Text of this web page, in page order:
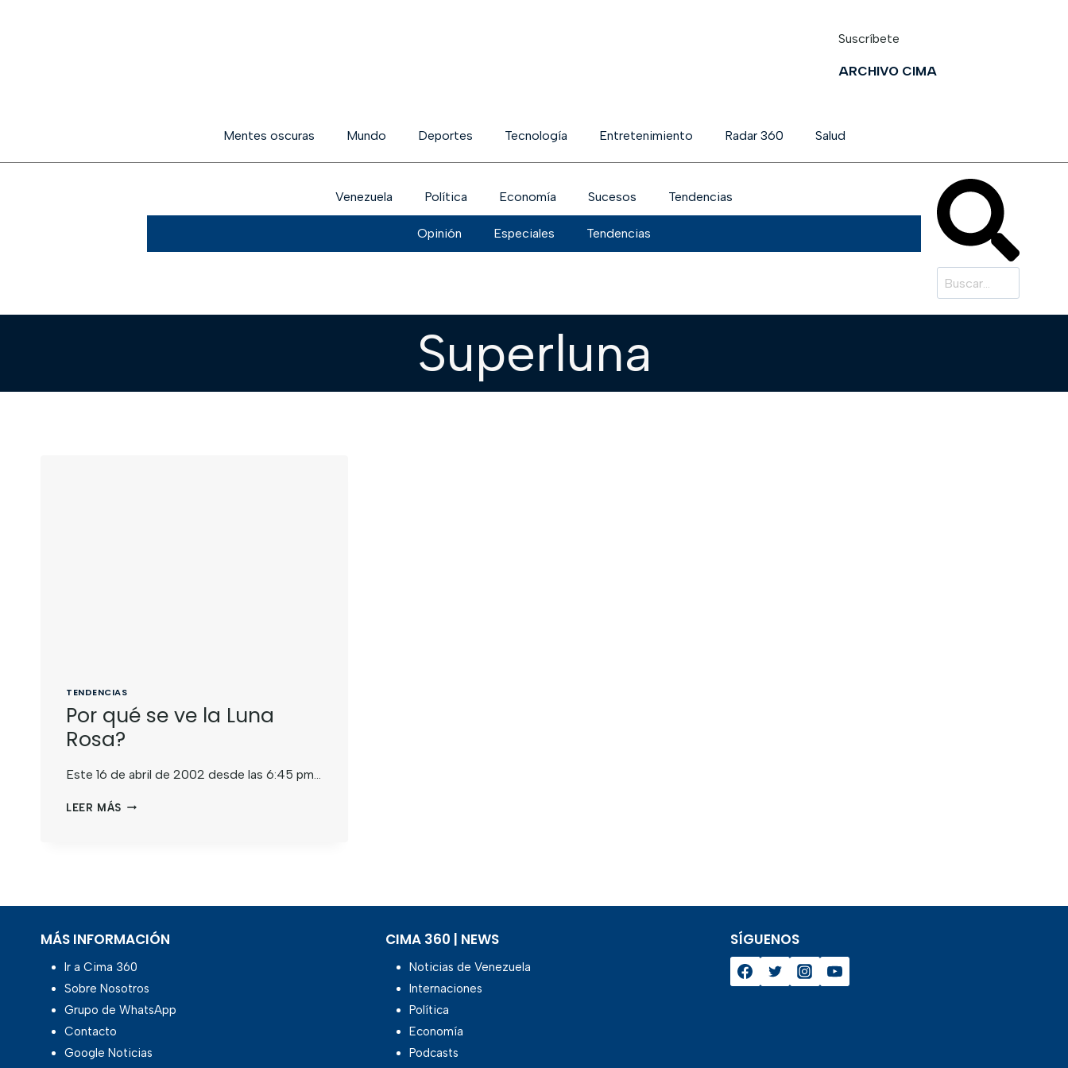
Suscríbete
ARCHIVO CIMA
Mentes oscuras Mundo Deportes Tecnología Entretenimiento Radar 360 Salud
Venezuela Política Economía Sucesos Tendencias
Opinión Especiales Tendencias
Superluna
TENDENCIAS
Por qué se ve la Luna
Rosa?
Este 16 de abril de 2002 desde las 6:45 pm…
LEER MÁS
MÁS INFORMACIÓN
Ir a Cima 360
Sobre Nosotros
Grupo de WhatsApp
Contacto
Google Noticias
CIMA 360 | NEWS
Noticias de Venezuela
Internaciones
Política
Economía
Podcasts
SÍGUENOS